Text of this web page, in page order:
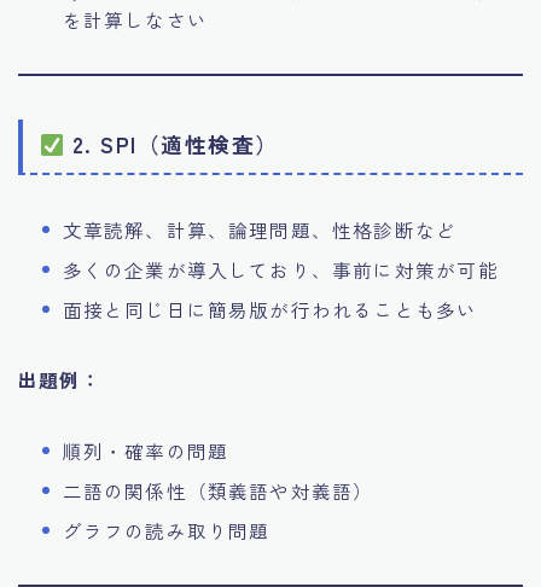
を計算しなさい
2. SPI（適性検査）
文章読解、計算、論理問題、性格診断など
多くの企業が導入しており、事前に対策が可能
面接と同じ日に簡易版が行われることも多い
出題例：
順列・確率の問題
二語の関係性（類義語や対義語）
グラフの読み取り問題